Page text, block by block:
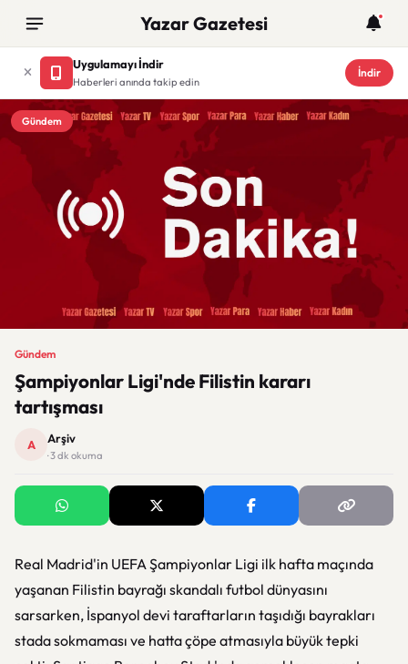
Yazar Gazetesi
Uygulamayı İndir
Haberleri anında takip edin
İndir
Gündem
Gündem
Şampiyonlar Ligi'nde Filistin kararı
tartışması
A Arşiv
· 3 dk okuma
Real Madrid'in UEFA Şampiyonlar Ligi ilk hafta maçında
yaşanan Filistin bayrağı skandalı futbol dünyasını
sarsarken, İspanyol devi taraftarların taşıdığı bayrakları
stada sokmaması ve hatta çöpe atmasıyla büyük tepki